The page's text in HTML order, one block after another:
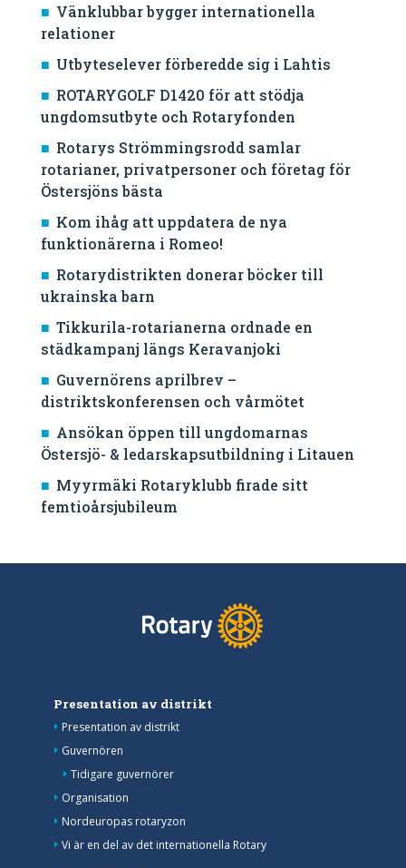
Vänklubbar bygger internationella
relationer
Utbyteselever förberedde sig i Lahtis
ROTARYGOLF D1420 för att stödja
ungdomsutbyte och Rotaryfonden
Rotarys Strömmingsrodd samlar
rotarianer, privatpersoner och företag för
Östersjöns bästa
Kom ihåg att uppdatera de nya
funktionärerna i Romeo!
Rotarydistrikten donerar böcker till
ukrainska barn
Tikkurila-rotarianerna ordnade en
städkampanj längs Keravanjoki
Guvernörens aprilbrev –
distriktskonferensen och vårmötet
Ansökan öppen till ungdomarnas
Östersjö- & ledarskapsutbildning i Litauen
Myyrmäki Rotaryklubb firade sitt
femtioårsjubileum
Presentation av distrikt
Presentation av distrikt
Guvernören
Tidigare guvernörer
Organisation
Nordeuropas rotaryzon
Vi är en del av det internationella Rotary